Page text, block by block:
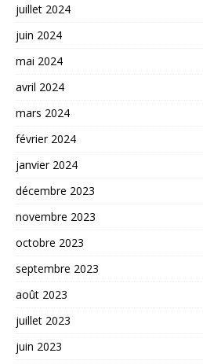
juillet 2024
juin 2024
mai 2024
avril 2024
mars 2024
février 2024
janvier 2024
décembre 2023
novembre 2023
octobre 2023
septembre 2023
août 2023
juillet 2023
juin 2023